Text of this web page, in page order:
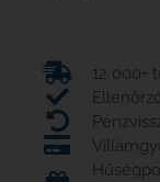
12 000+